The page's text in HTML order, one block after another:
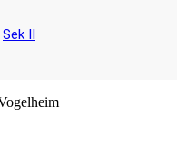
Sek II